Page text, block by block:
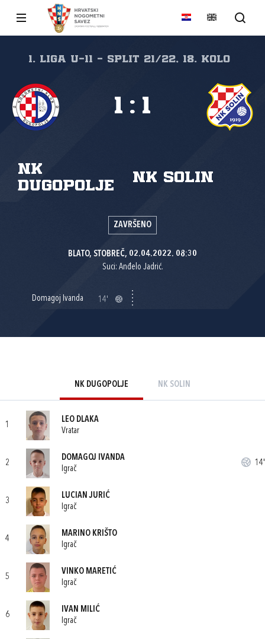
1. liga U-11 - Split 21/22, 18. kolo
NK
Dugopolje
NK Solin
1 : 1
ZAVRŠENO
BLATO, STOBREČ, 02.04.2022. 08:30
Suci: Anđelo Jadrić.
Domagoj Ivanda 14'
NK DUGOPOLJE NK SOLIN
1
LEO DLAKA
Vratar
2
DOMAGOJ IVANDA
Igrač
14'
3
LUCIAN JURIĆ
Igrač
4
MARINO KRIŠTO
Igrač
5
VINKO MARETIĆ
Igrač
6
IVAN MILIĆ
Igrač